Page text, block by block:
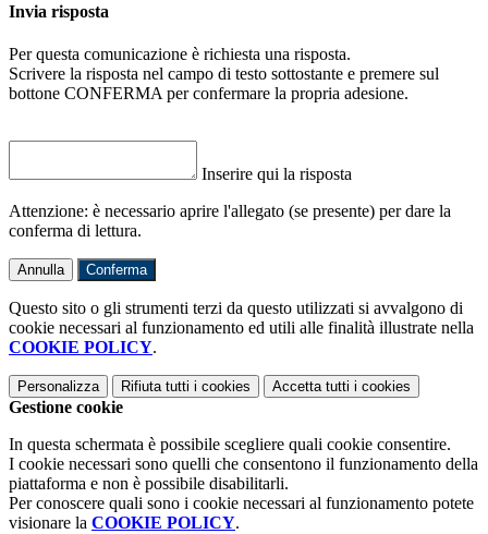
Invia risposta
Per questa comunicazione è richiesta una risposta.
Scrivere la risposta nel campo di testo sottostante e premere sul
bottone CONFERMA per confermare la propria adesione.
Inserire qui la risposta
Attenzione: è necessario aprire l'allegato (se presente) per dare la
conferma di lettura.
Annulla Conferma
Questo sito o gli strumenti terzi da questo utilizzati si avvalgono di
cookie necessari al funzionamento ed utili alle finalità illustrate nella
COOKIE POLICY.
Personalizza Rifiuta tutti i cookies Accetta tutti i cookies
Gestione cookie
In questa schermata è possibile scegliere quali cookie consentire.
I cookie necessari sono quelli che consentono il funzionamento della
piattaforma e non è possibile disabilitarli.
Per conoscere quali sono i cookie necessari al funzionamento potete
visionare la COOKIE POLICY.